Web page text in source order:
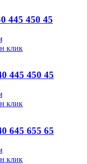
445 450 45
клик
445 450 45
клик
645 655 65
клик